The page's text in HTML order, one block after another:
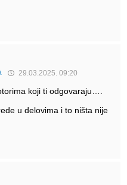
29.03.2025. 09:20
koji ti odgovaraju….
u delovima i to ništa nije